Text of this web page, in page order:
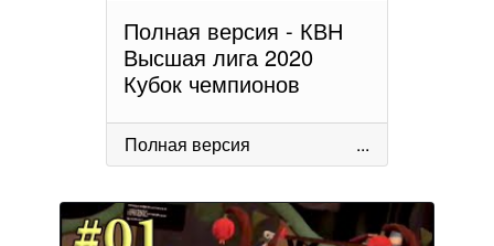
Полная версия - КВН
Высшая лига 2020
Кубок чемпионов
Полная версия ...